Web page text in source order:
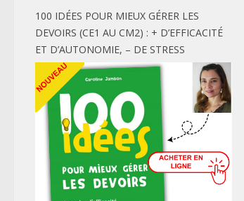
100 IDÉES POUR MIEUX GÉRER LES
DEVOIRS (CE1 AU CM2) : + D’EFFICACITÉ
ET D’AUTONOMIE, – DE STRESS